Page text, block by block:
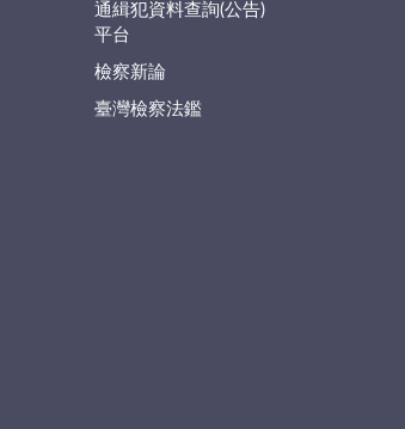
通緝犯資料查詢(公告)
平台
檢察新論
臺灣檢察法鑑